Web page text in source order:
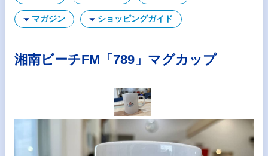
マガジン ショッピングガイド
湘南ビーチFM「789」マグカップ